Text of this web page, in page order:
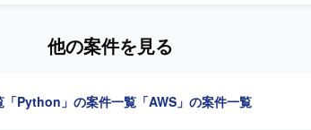
ストフェーズでは、単体テスト・結合テストの実施お
ストまで一連のプロセスを主体的に推進できる方を求
他の案件を見る
「Python」の案件一覧 「AWS」の案件一覧